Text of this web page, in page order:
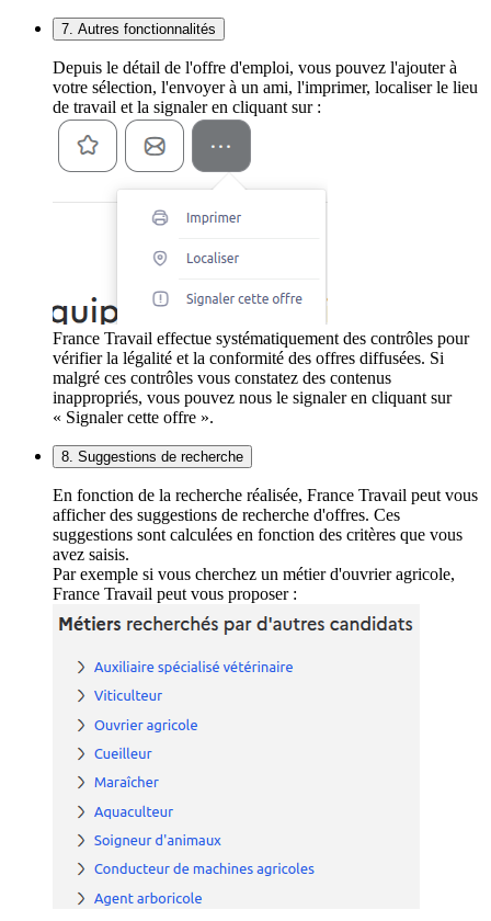
7. Autres fonctionnalités
Depuis le détail de l'offre d'emploi, vous pouvez l'ajouter à
votre sélection, l'envoyer à un ami, l'imprimer, localiser le lieu
de travail et la signaler en cliquant sur :
France Travail effectue systématiquement des contrôles pour
vérifier la légalité et la conformité des offres diffusées. Si
malgré ces contrôles vous constatez des contenus
inappropriés, vous pouvez nous le signaler en cliquant sur
« Signaler cette offre ».
8. Suggestions de recherche
En fonction de la recherche réalisée, France Travail peut vous
afficher des suggestions de recherche d'offres. Ces
suggestions sont calculées en fonction des critères que vous
avez saisis.
Par exemple si vous cherchez un métier d'ouvrier agricole,
France Travail peut vous proposer :